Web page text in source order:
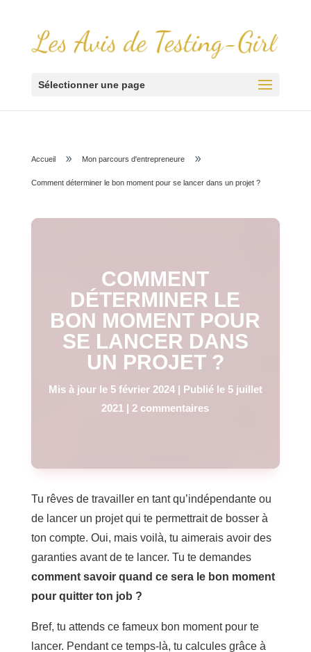
Sélectionner une page
Accueil 9 Mon parcours d'entrepreneure 9
Comment déterminer le bon moment pour se lancer dans un projet ?
COMMENT
DÉTERMINER LE
BON MOMENT POUR
SE LANCER DANS
UN PROJET ?
Mis à jour le 5 février 2024 | Publié le 5 juillet
2021 |2 commentaires
Tu rêves de travailler en tant qu’indépendante ou
de lancer un projet qui te permettrait de bosser à
ton compte. Oui, mais voilà, tu aimerais avoir des
garanties avant de te lancer. Tu te demandes
comment savoir quand ce sera le bon moment
pour quitter ton job ?
Bref, tu attends ce fameux bon moment pour te
lancer. Pendant ce temps-là, tu calcules grâce à